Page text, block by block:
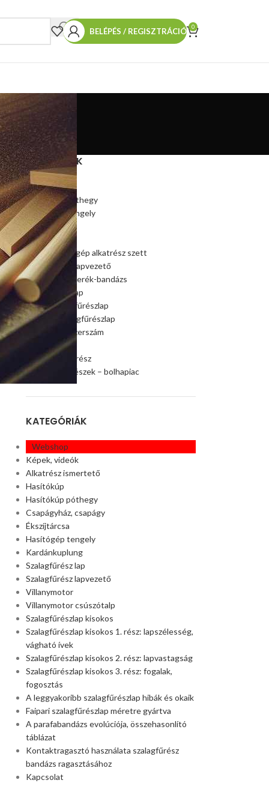
BELÉPÉS / REGISZTRÁCIÓ 0
TERMÉKEINK
Hasítókúp
Hasítókúp póthegy
Hasítógép tengely
Ékszíjtárcsa
Csapágy
Kúpos hasítógép alkatrész szett
Szalagfűrész lapvezető
Szalagfűrészkerék-bandázs
Szalagfűrészlap
Faipari szalagfűrészlap
Húsipari szalagfűrészlap
Faipari gép, szerszám
Ágaprító
Offroad alkatrész
Akciós alkatrészek – bolhapiac
KATEGÓRIÁK
Webshop
Képek, videók
Alkatrész ismertető
Hasítókúp
Hasítókúp póthegy
Csapágyház, csapágy
Ékszíjtárcsa
Hasítógép tengely
Kardánkuplung
Szalagfűrész lap
Szalagfűrész lapvezető
Villanymotor
Villanymotor csúszótalp
Szalagfűrészlap kisokos
Szalagfűrészlap kisokos 1. rész: lapszélesség,
vágható ívek
Szalagfűrészlap kisokos 2. rész: lapvastagság
Szalagfűrészlap kisokos 3. rész: fogalak,
fogosztás
A leggyakoribb szalagfűrészlap hibák és okaik
Faipari szalagfűrészlap méretre gyártva
A parafabandázs evolúciója, összehasonlító
táblázat
Kontaktragasztó használata szalagfűrész
bandázs ragasztásához
Kapcsolat